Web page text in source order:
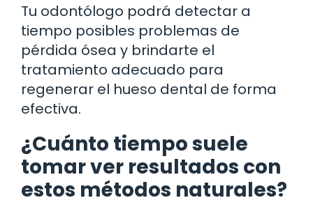
Tu odontólogo podrá detectar a
tiempo posibles problemas de
pérdida ósea y brindarte el
tratamiento adecuado para
regenerar el hueso dental de forma
efectiva.
¿Cuánto tiempo suele
tomar ver resultados con
estos métodos naturales?